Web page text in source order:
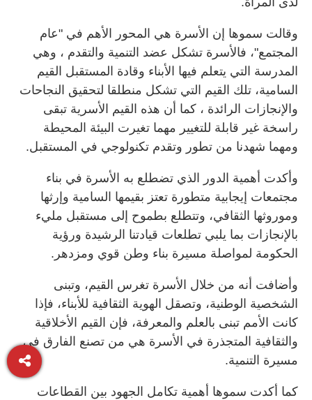
وقالت سموها إن الأسرة هي المحور الأهم في "عام
المجتمع"، فالأسرة تشكل عضد التنمية والتقدم ، وهي
المدرسة التي يتعلم فيها الأبناء وقادة المستقبل القيم
السامية، تلك القيم التي تشكل منطلقا لتحقيق النجاحات
والإنجازات الرائدة ، كما أن هذه القيم الأسرية تبقى
راسخة غير قابلة للتغيير مهما تغيرت البيئة المحيطة
ومهما شهدنا من تطور وتقدم تكنولوجي في المستقبل.
وأكدت أهمية الدور الذي تضطلع به الأسرة في بناء
مجتمعات إيجابية متطورة تعتز بقيمها السامية وإرثها
وموروثها الثقافي، وتتطلع بطموح إلى مستقبل مليء
بالإنجازات بما يلبي تطلعات قيادتنا الرشيدة ورؤية
الحكومة لمواصلة مسيرة بناء وطن قوي ومزدهر.
وأضافت أنه من خلال الأسرة تغرس القيم، وتبنى
الشخصية الوطنية، وتصقل الهوية الثقافية للأبناء، فإذا
كانت الأمم تبنى بالعلم والمعرفة، فإن القيم الأخلاقية
والثقافية المتجذرة في الأسرة هي من تصنع الفارق في
مسيرة التنمية.
كما أكدت سموها أهمية تكامل الجهود بين القطاعات